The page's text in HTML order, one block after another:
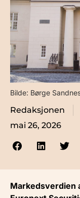
Bilde: Børge
Redaksjonen
mai 26, 2026
Markedsverdien